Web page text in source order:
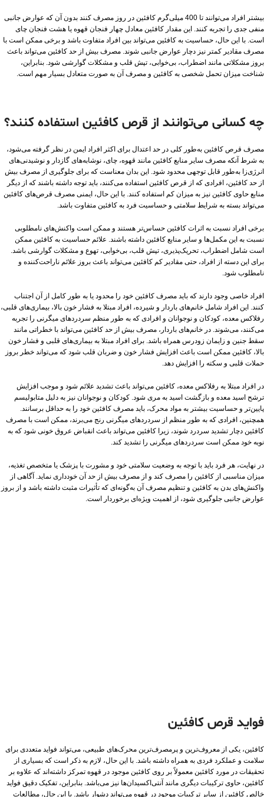
بیشتر افراد می‌توانند تا 400 میلی‌گرم کافئین در روز مصرف کنند بدون آن که عوارض جانبی
منفی جدی را تجربه کنند. این مقدار کافئین معادل چهار فنجان قهوه یا هشت فنجان چای
است. با این حال، حساسیت به کافئین می‌تواند بین افراد متفاوت باشد و برخی ممکن است با
مصرف مقادیر کمتر نیز دچار عوارض جانبی شوند. مصرف بیش از حد کافئین می‌تواند باعث
بروز مشکلاتی مانند اضطراب، بی‌خوابی، تپش قلب و مشکلات گوارشی شود. بنابراین،
شناخت میزان تحمل شخصی به کافئین و مصرف آن به صورت متعادل بسیار مهم است.
چه کسانی می‌توانند از قرص کافئین استفاده کنند؟
مصرف قرص کافئین به‌طور کلی در حد اعتدال برای اکثر افراد ایمن در نظر گرفته می‌شود،
به شرط آنکه مصرف سایر منابع کافئین مانند قهوه، چای، نوشابه‌های گازدار و نوشیدنی‌های
انرژی‌زا به‌طور قابل توجهی محدود شود. این بدان معناست که برای جلوگیری از مصرف بیش
از حد کافئین، افرادی که از قرص کافئین استفاده می‌کنند، باید توجه داشته باشند که از دیگر
منابع حاوی کافئین نیز به میزان کم استفاده کنند. با این حال، ایمنی مصرف قرص‌های کافئین
می‌تواند بسته به شرایط سلامتی و حساسیت فرد به کافئین متفاوت باشد.
برخی افراد نسبت به اثرات کافئین حساس‌تر هستند و ممکن است واکنش‌های نامطلوبی
نسبت به این مکمل‌ها و سایر منابع کافئین داشته باشند. علائم حساسیت به کافئین ممکن
است شامل اضطراب، تحریک‌پذیری، تپش قلب، بی‌خوابی، تهوع و مشکلات گوارشی باشد.
برای این دسته از افراد، حتی مقادیر کم کافئین می‌تواند باعث بروز علائم ناراحت‌کننده و
نامطلوب شود.
افراد خاصی وجود دارند که باید مصرف کافئین خود را محدود یا به طور کامل از آن اجتناب
کنند. این افراد شامل خانم‌های باردار و شیرده، افراد مبتلا به فشار خون بالا، بیماری‌های قلبی،
رفلاکس معده، کودکان و نوجوانان و افرادی که به طور منظم سردردهای میگرنی را تجربه
می‌کنند، می‌شوند. در خانم‌های باردار، مصرف بیش از حد کافئین می‌تواند با خطراتی مانند
سقط جنین و زایمان زودرس همراه باشد. برای افراد مبتلا به بیماری‌های قلبی و فشار خون
بالا، کافئین ممکن است باعث افزایش فشار خون و ضربان قلب شود که می‌تواند خطر بروز
حملات قلبی و سکته را افزایش دهد.
در افراد مبتلا به رفلاکس معده، کافئین می‌تواند باعث تشدید علائم شود و موجب افزایش
ترشح اسید معده و بازگشت اسید به مری شود. کودکان و نوجوانان نیز به دلیل متابولیسم
پایین‌تر و حساسیت بیشتر به مواد محرک، باید مصرف کافئین خود را به حداقل برسانند.
همچنین، افرادی که به طور منظم از سردردهای میگرنی رنج می‌برند، ممکن است با مصرف
کافئین دچار تشدید سردرد شوند، زیرا کافئین می‌تواند باعث انقباض عروق خونی شود که به
نوبه خود ممکن است سردردهای میگرنی را تشدید کند.
در نهایت، هر فرد باید با توجه به وضعیت سلامتی خود و مشورت با پزشک یا متخصص تغذیه،
میزان مناسبی از کافئین را مصرف کند و از مصرف بیش از حد آن خودداری نماید. آگاهی از
واکنش‌های بدن به کافئین و تنظیم مصرف آن به‌گونه‌ای که تأثیرات مثبت داشته باشد و از بروز
عوارض جانبی جلوگیری شود، از اهمیت ویژه‌ای برخوردار است.
فواید قرص کافئین
کافئین، یکی از معروف‌ترین و پرمصرف‌ترین محرک‌های طبیعی، می‌تواند فواید متعددی برای
سلامت و عملکرد فردی به همراه داشته باشد. با این حال، لازم به ذکر است که بسیاری از
تحقیقات در مورد کافئین معمولاً بر روی کافئین موجود در قهوه تمرکز داشته‌اند که علاوه بر
کافئین، حاوی ترکیبات دیگری مانند آنتی‌اکسیدان‌ها نیز می‌باشد. بنابراین، تفکیک دقیق فواید
خالص کافئین از سایر ترکیبات موجود در قهوه می‌تواند دشوار باشد. با این حال، مطالعات